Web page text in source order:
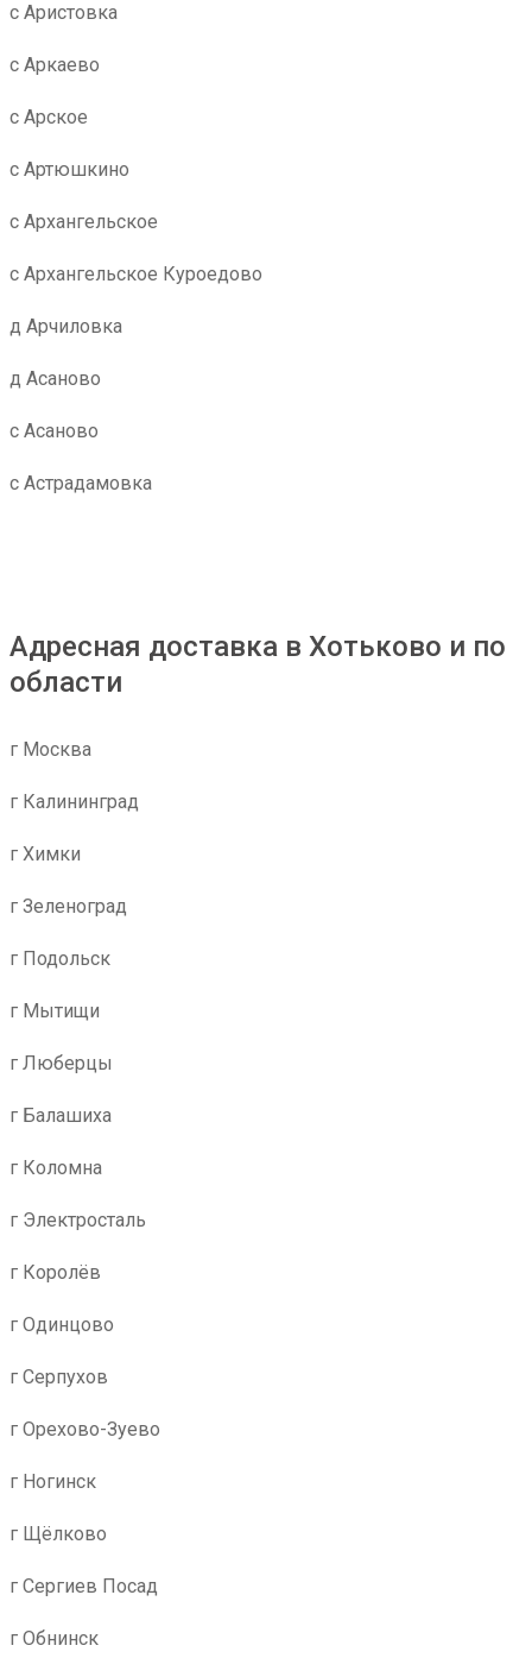
с Аристовка
с Аркаево
с Арское
с Артюшкино
с Архангельское
с Архангельское Куроедово
д Арчиловка
д Асаново
с Асаново
с Астрадамовка
Адресная доставка в Хотьково и по
области
г Москва
г Калининград
г Химки
г Зеленоград
г Подольск
г Мытищи
г Люберцы
г Балашиха
г Коломна
г Электросталь
г Королёв
г Одинцово
г Серпухов
г Орехово-Зуево
г Ногинск
г Щёлково
г Сергиев Посад
г Обнинск